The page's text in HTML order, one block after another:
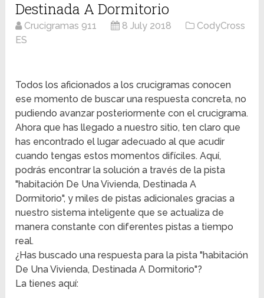
Destinada A Dormitorio
Crucigramas 911 8 July 2018
CodyCross
ES
Todos los aficionados a los crucigramas conocen
ese momento de buscar una respuesta concreta, no
pudiendo avanzar posteriormente con el crucigrama.
Ahora que has llegado a nuestro sitio, ten claro que
has encontrado el lugar adecuado al que acudir
cuando tengas estos momentos difíciles. Aquí,
podrás encontrar la solución a través de la pista
"habitación De Una Vivienda, Destinada A
Dormitorio", y miles de pistas adicionales gracias a
nuestro sistema inteligente que se actualiza de
manera constante con diferentes pistas a tiempo
real.
¿Has buscado una respuesta para la pista "habitación
De Una Vivienda, Destinada A Dormitorio"?
La tienes aquí: